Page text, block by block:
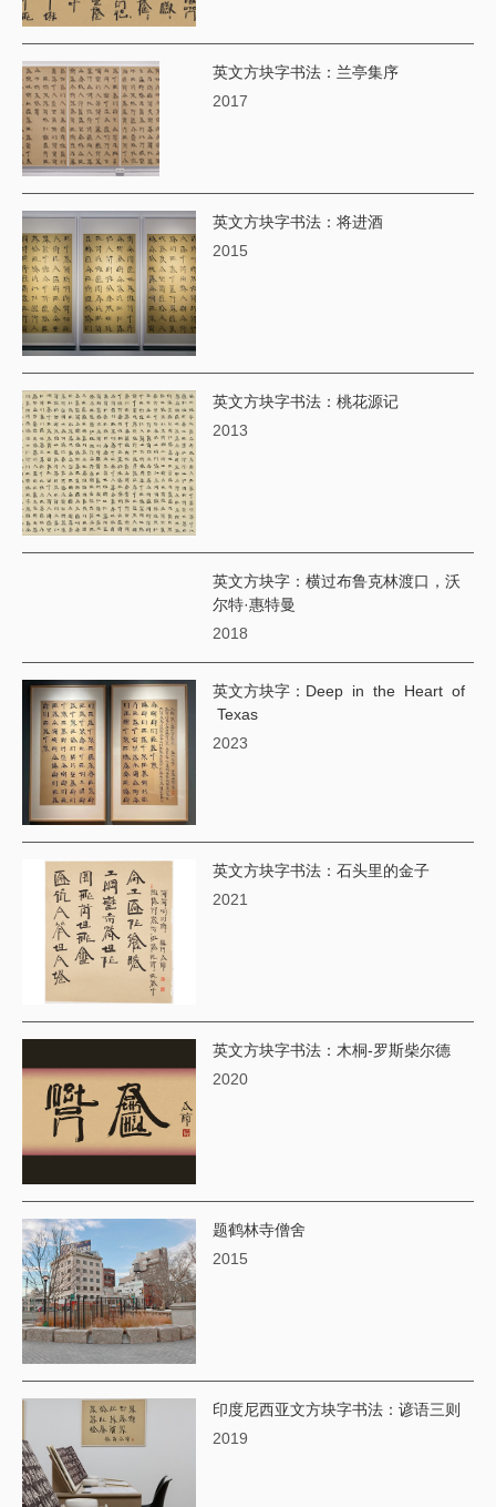
英文方块字书法：兰亭集序
2017
英文方块字书法：将进酒
2015
英文方块字书法：桃花源记
2013
英文方块字：横过布鲁克林渡口，沃
尔特·惠特曼
2018
英文方块字：Deep in the Heart of
Texas
2023
英文方块字书法：石头里的金子
2021
英文方块字书法：木桐-罗斯柴尔德
2020
题鹤林寺僧舍
2015
印度尼西亚文方块字书法：谚语三则
2019